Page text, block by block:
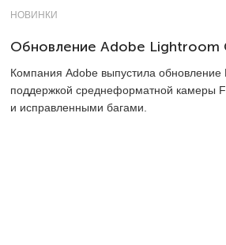
НОВИНКИ
Обновление Adobe Lightroom
Компания Adobe выпустила обновление
поддержкой среднеформатной камеры
и исправленными багами.